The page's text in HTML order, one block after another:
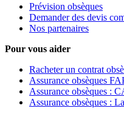
Prévision obsèques
Demander des devis
Nos partenaires
Pour vous aider
Racheter un contrat
Assurance obsèques
Assurance obsèques :
Assurance obsèques :